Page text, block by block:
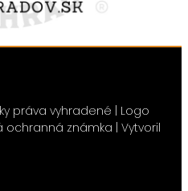
práva vyhradené | Logo
známka | Vytvoril